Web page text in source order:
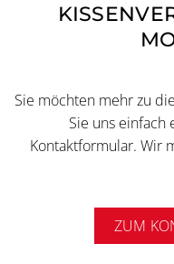
Sie möchten mehr zu
Sie uns einfach
Kontaktformular. Wir
ZUM